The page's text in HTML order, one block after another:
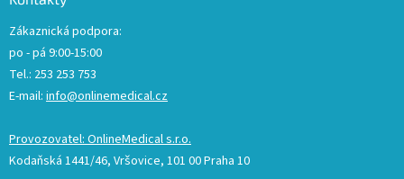
Zákaznická podpora:
po - pá 9:00-15:00
Tel.: 253 253 753
E-mail: info@onlinemedical.cz
Provozovatel: OnlineMedical s.r.o.
Kodaňská 1441/46, Vršovice, 101 00 Praha 10